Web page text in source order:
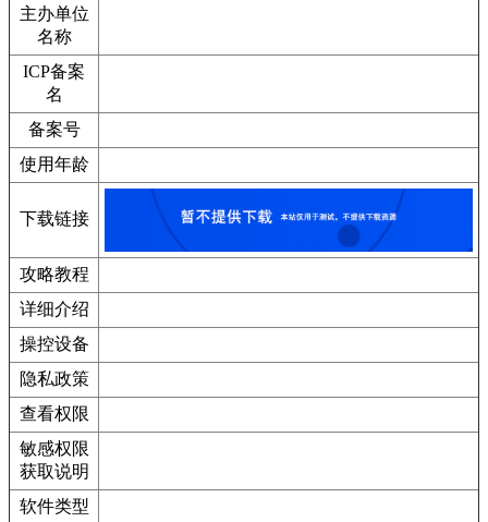
主办单位
名称
ICP备案
名
备案号
使用年龄
下载链接
攻略教程
详细介绍
操控设备
隐私政策
查看权限
敏感权限
获取说明
软件类型